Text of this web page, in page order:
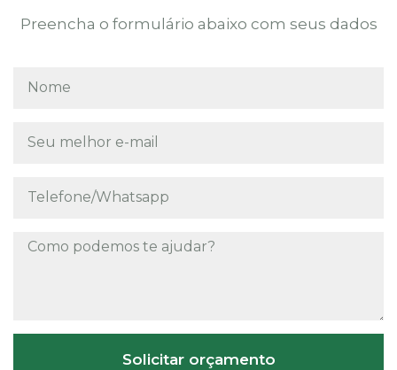
Preencha o formulário abaixo com seus dados
Solicitar orçamento